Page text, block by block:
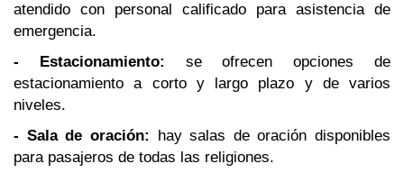
atendido con personal calificado para asistencia de
emergencia.
- Estacionamiento: se ofrecen opciones de
estacionamiento a corto y largo plazo y de varios
niveles.
- Sala de oración: hay salas de oración disponibles
para pasajeros de todas las religiones.